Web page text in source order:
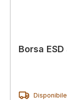
Borsa